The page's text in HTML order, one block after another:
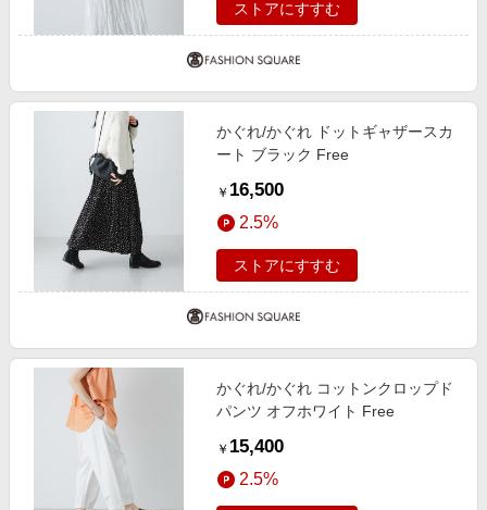
ストアにすすむ
かぐれ/かぐれ ドットギャザースカ
ート ブラック Free
￥ 16,500
2.5%
ストアにすすむ
かぐれ/かぐれ コットンクロップド
パンツ オフホワイト Free
￥ 15,400
2.5%